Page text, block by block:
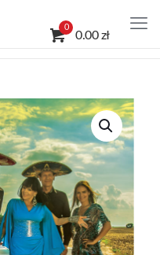
0
0.00 zł